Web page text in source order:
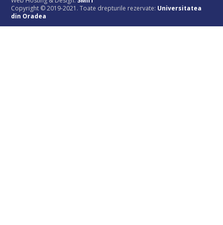
Copyright © 2019-2021. Toate drepturile rezervate: Universitatea
din Oradea